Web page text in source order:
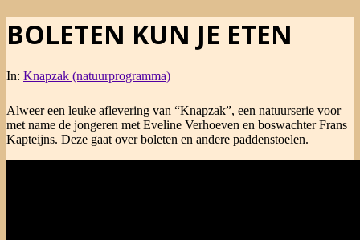
BOLETEN KUN JE ETEN
In: Knapzak (natuurprogramma)
Alweer een leuke aflevering van “Knapzak”, een natuurserie voor
met name de jongeren met Eveline Verhoeven en boswachter Frans
Kapteijns. Deze gaat over boleten en andere paddenstoelen.